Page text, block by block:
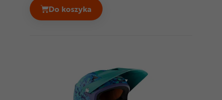
Do koszyka
Kask rowerowy LAZER Tonic KinetiCore